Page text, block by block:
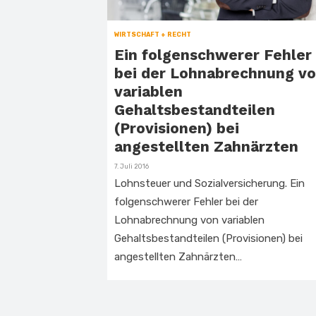
WIRTSCHAFT + RECHT
Ein folgenschwerer Fehler
bei der Lohnabrechnung
variablen
Gehaltsbestandteilen
(Provisionen) bei
angestellten Zahnärzten
Veröffentlicht
7. Juli 2016
Lohnsteuer und Sozialversicherung. Ein
folgenschwerer Fehler bei der
Lohnabrechnung von variablen
Gehaltsbestandteilen (Provisionen) bei
angestellten Zahnärzten…